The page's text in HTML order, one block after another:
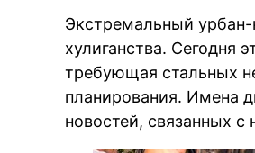
Экстремальный
хулиганства. Сегодня
требующая стальных
планирования. Имена
новостей, связанных